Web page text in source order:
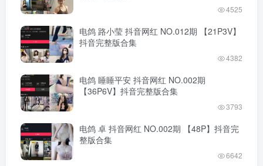
4525
电鸽 路小莹 抖音网红 NO.012期 【21P3V】
抖音完整版合集
4382
电鸽 睡睡平安 抖音网红 NO.002期
【36P6V】抖音完整版合集
3793
电鸽 卓 抖音网红 NO.002期 【48P】抖音完
整版合集
6642